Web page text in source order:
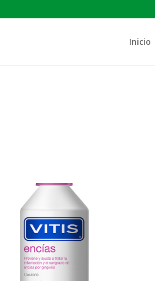
Inicio